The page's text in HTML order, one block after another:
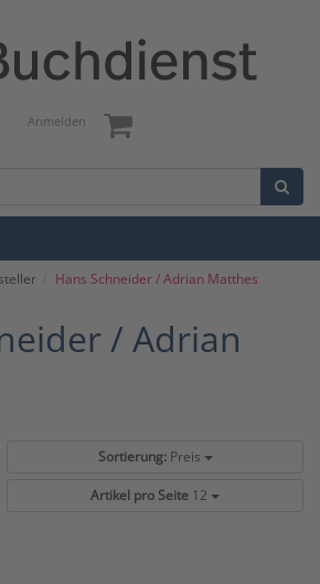
Anmelden
Hans Schneider / Adrian Matthes
/ Adrian
Sortierung: Preis
Artikel pro Seite 12